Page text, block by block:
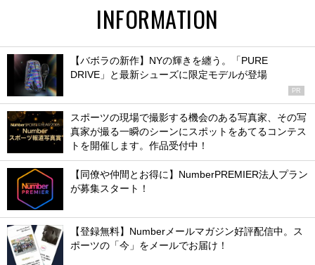
INFORMATION
【バボラの新作】NYの輝きを纏う。「PURE
DRIVE」と最新シューズに限定モデルが登場
PR
スポーツの現場で撮影する機会のある写真家、その写
真家が撮る一瞬のシーンにスポットをあてるコンテス
トを開催します。作品受付中！
【同僚や仲間とお得に】NumberPREMIER法人プラン
が募集スタート！
【登録無料】Numberメールマガジン好評配信中。ス
ポーツの「今」をメールでお届け！